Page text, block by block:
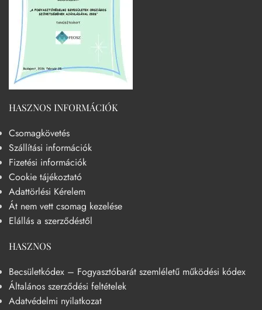
HASZNOS INFORMÁCIÓK
Csomagkövetés
Szállítási információk
Fizetési információk
Cookie tájékoztató
Adattörlési Kérelem
Át nem vett csomag kezelése
Elállás a szerződéstől
HASZNOS
Becsületkódex – Fogyasztóbarát szemléletű működési kódex
Általános szerződési feltételek
Adatvédelmi nyilatkozat